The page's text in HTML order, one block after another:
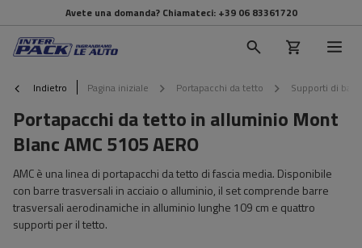
Avete una domanda? Chiamateci: +39 06 83361720
Indietro Pagina iniziale Portapacchi da tetto Supporti di
Portapacchi da tetto in alluminio Mont
Blanc AMC 5105 AERO
AMC è una linea di portapacchi da tetto di fascia media. Disponibile
con barre trasversali in acciaio o alluminio, il set comprende barre
trasversali aerodinamiche in alluminio lunghe 109 cm e quattro
supporti per il tetto.